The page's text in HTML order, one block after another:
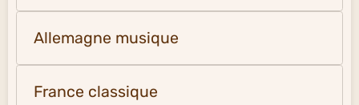
Allemagne musique
France classique